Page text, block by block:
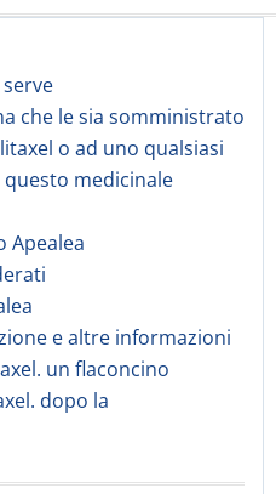
serve
che le sia somministrato
o ad uno qualsiasi
medicinale
Apealea
e altre informazioni
un flaconcino
dopo la